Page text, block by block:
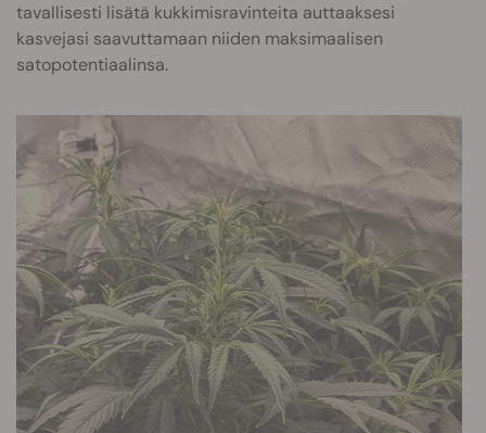
tavallisesti lisätä kukkimisravinteita auttaaksesi
kasvejasi saavuttamaan niiden maksimaalisen
satopotentiaalinsa.